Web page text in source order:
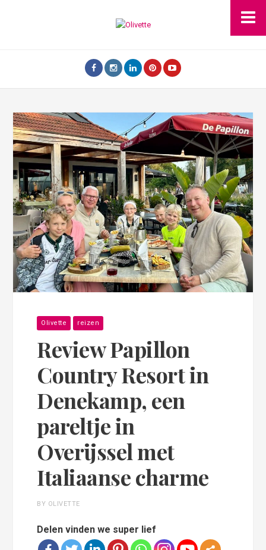
Olivette reizen
Review Papillon
Country Resort in
Denekamp, een
pareltje in
Overijssel met
Italiaanse charme
BY OLIVETTE
Delen vinden we super lief